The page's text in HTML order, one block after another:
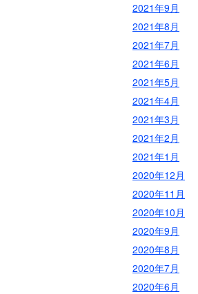
2021年9月
2021年8月
2021年7月
2021年6月
2021年5月
2021年4月
2021年3月
2021年2月
2021年1月
2020年12月
2020年11月
2020年10月
2020年9月
2020年8月
2020年7月
2020年6月